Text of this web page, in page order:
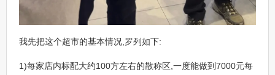
我先把这个超市的基本情况,罗列如下:
1)每家店内标配大约100方左右的散称区,一度能做到7000元每